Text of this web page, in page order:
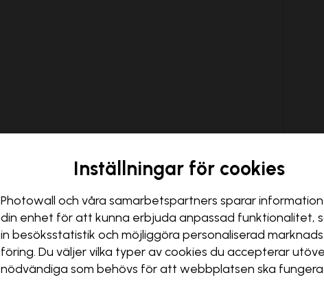
Hi there!
It looks like you are visiting us from USA.
Inställningar för cookies
Photowall och våra samarbets­partners sparar
din enhet för att kunna erbjuda anpassad funktionalitet,
in besöks­statistik och möjliggöra personaliserad
föring. Du väljer vilka typer av cookies du accepterar
nödvändiga som behövs för att webbplatsen ska fungera.